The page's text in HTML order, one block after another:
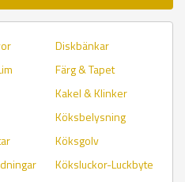
Diskbänkar
Färg & Tapet
Kakel & Klinker
Köksbelysning
Köksgolv
Köksluckor-Luckbyte